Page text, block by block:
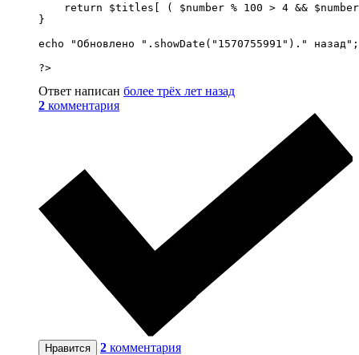
return $titles[ ( $number % 100 > 4 &&
}
echo "Обновлено ".showDate("1570755991")." назад";
?>
Ответ написан более трёх лет назад
2 комментария
Нравится 2 комментария